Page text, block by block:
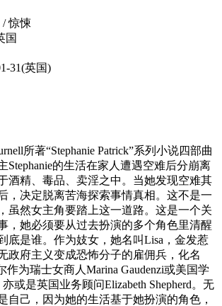
/ 惊悚
国
31(英国)
所著“Stephanie Patrick”系列小说四部曲
Stephanie的生活在家人遭遇空难后分崩离
酒精、毒品、卖淫之中。当她发现空难其
，决定脱离苦海探索事情真相。这不是一
虽然女主角要踏上这一道路。这是一个关
，她必须要从过去扮演的多个角色里清醒
底是谁。作为妓女，她名叫Lisa，金发惹
政府主义变成恐怖分子的雇佣兵，化名
作为瑞士女商人Marina Gaudenzi或美国学
亦或是英国业务顾问Elizabeth Shepherd。无
自己，因为她的生活基于她扮演的角色，